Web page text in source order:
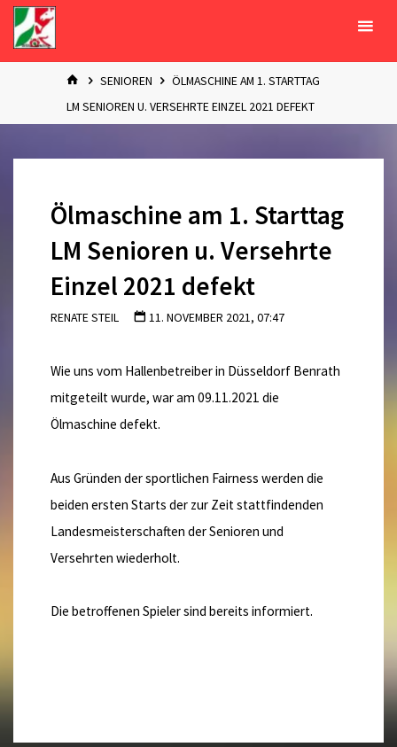
Zum
Inhalt
springen
STARTSENIOREN
ÖLMASCHINE AM 1. STARTTAG
LM SENIOREN U. VERSEHRTE EINZEL 2021 DEFEKT
Ölmaschine am 1. Starttag
LM Senioren u. Versehrte
Einzel 2021 defekt
RENATE STEIL 11. NOVEMBER 2021, 07:47
Wie uns vom Hallenbetreiber in Düsseldorf Benrath
mitgeteilt wurde, war am 09.11.2021 die
Ölmaschine defekt.
Aus Gründen der sportlichen Fairness werden die
beiden ersten Starts der zur Zeit stattfindenden
Landesmeisterschaften der Senioren und
Versehrten wiederholt.
Die betroffenen Spieler sind bereits informiert.